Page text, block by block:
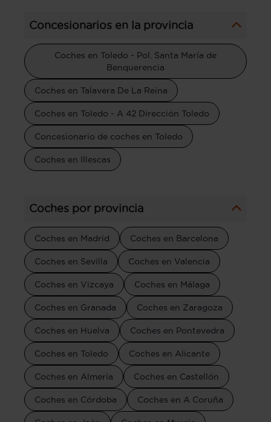
Concesionarios en la provincia
Coches en Toledo - Pol. Santa María de
Benquerencia
Coches en Talavera De La Reina
Coches en Toledo - A 42 Dirección Toledo
Concesionario de coches en Toledo
Coches en Illescas
Coches por provincia
Coches en Madrid Coches en Barcelona
Coches en Sevilla Coches en Valencia
Coches en Vizcaya Coches en Málaga
Coches en Granada Coches en Zaragoza
Coches en Huelva Coches en Pontevedra
Coches en Toledo Coches en Alicante
Coches en Almería Coches en Castellón
Coches en Córdoba Coches en A Coruña